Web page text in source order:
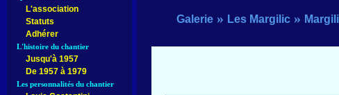
L'association
Statuts
Adhérer
L'histoire du chantier
Jusqu'à 1957
De 1957 à 1979
Les personnalités du chantier
Galerie » Les Margilic »